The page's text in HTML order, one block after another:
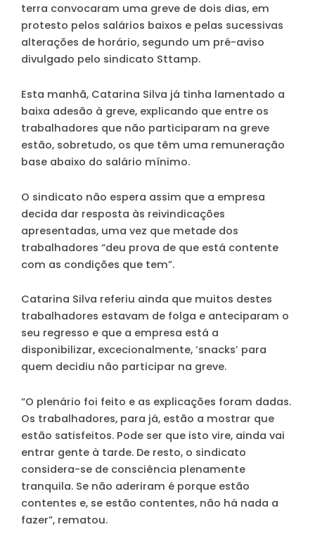
terra convocaram uma greve de dois dias, em
protesto pelos salários baixos e pelas sucessivas
alterações de horário, segundo um pré-aviso
divulgado pelo sindicato Sttamp.
Esta manhã, Catarina Silva já tinha lamentado a
baixa adesão à greve, explicando que entre os
trabalhadores que não participaram na greve
estão, sobretudo, os que têm uma remuneração
base abaixo do salário mínimo.
O sindicato não espera assim que a empresa
decida dar resposta às reivindicações
apresentadas, uma vez que metade dos
trabalhadores “deu prova de que está contente
com as condições que tem”.
Catarina Silva referiu ainda que muitos destes
trabalhadores estavam de folga e anteciparam o
seu regresso e que a empresa está a
disponibilizar, excecionalmente, ‘snacks’ para
quem decidiu não participar na greve.
“O plenário foi feito e as explicações foram dadas.
Os trabalhadores, para já, estão a mostrar que
estão satisfeitos. Pode ser que isto vire, ainda vai
entrar gente à tarde. De resto, o sindicato
considera-se de consciência plenamente
tranquila. Se não aderiram é porque estão
contentes e, se estão contentes, não há nada a
fazer”, rematou.